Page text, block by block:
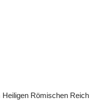
Römischen Reich